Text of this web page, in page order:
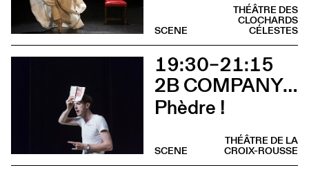
THÉÂTRE DES
CLOCHARDS
CÉLESTES
SCENE
19:30–21:15
2B COMPANY - FRANÇOIS GREMAUD
Phèdre !
THÉÂTRE DE LA
CROIX-ROUSSE
SCENE